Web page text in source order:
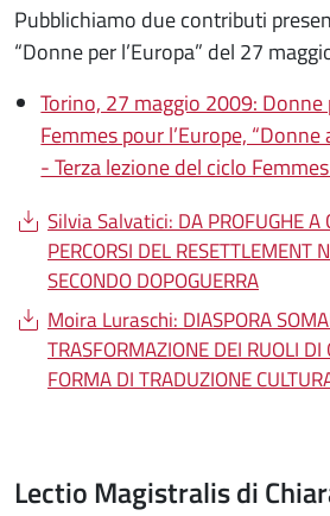
Pubblichiamo due contributi
“Donne per l’Europa” del 27
Torino, 27 maggio 2009: Donne
Femmes pour l’Europe, “Donne
- Terza lezione del ciclo
Document
Silvia Salvatici: DA PROFUGHE A
PERCORSI DEL RESETTLEMENT
SECONDO DOPOGUERRA
Document
Moira Luraschi: DIASPORA
TRASFORMAZIONE DEI RUOLI DI
FORMA DI TRADUZIONE
Lectio Magistralis di